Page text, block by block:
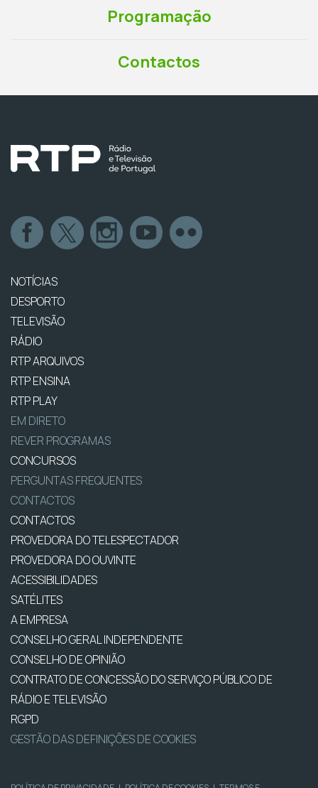
Programação
Contactos
NOTÍCIAS
DESPORTO
TELEVISÃO
RÁDIO
RTP ARQUIVOS
RTP ENSINA
RTP PLAY
EM DIRETO
REVER PROGRAMAS
CONCURSOS
PERGUNTAS FREQUENTES
CONTACTOS
CONTACTOS
PROVEDORA DO TELESPECTADOR
PROVEDORA DO OUVINTE
ACESSIBILIDADES
SATÉLITES
A EMPRESA
CONSELHO GERAL INDEPENDENTE
CONSELHO DE OPINIÃO
CONTRATO DE CONCESSÃO DO SERVIÇO PÚBLICO DE
RÁDIO E TELEVISÃO
RGPD
GESTÃO DAS DEFINIÇÕES DE COOKIES